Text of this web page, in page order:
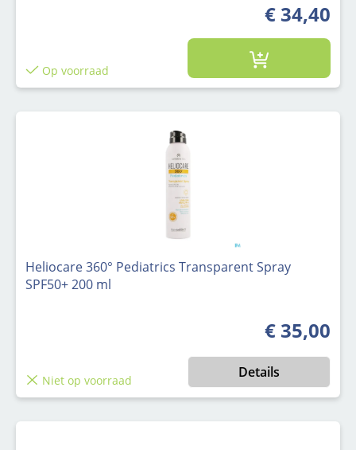
€ 34,40
Op voorraad
Heliocare 360° Pediatrics Transparent Spray
SPF50+ 200 ml
Normale
€ 35,00
Niet op voorraad Details